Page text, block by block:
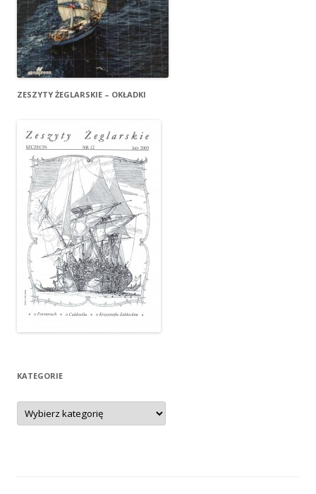
ZESZYTY ŻEGLARSKIE – OKŁADKI
KATEGORIE
Kategorie